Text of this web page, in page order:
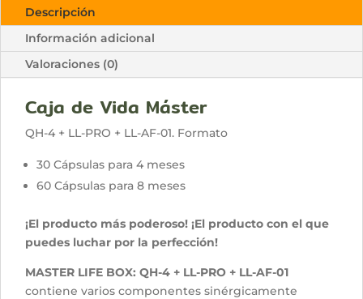
Descripción
Información adicional
Valoraciones (0)
Caja de Vida Máster
QH-4 + LL-PRO + LL-AF-01. Formato
30 Cápsulas para 4 meses
60 Cápsulas para 8 meses
¡El producto más poderoso! ¡El producto con el que
puedes luchar por la perfección!
MASTER LIFE BOX: QH-4 + LL-PRO + LL-AF-01
contiene varios componentes sinérgicamente